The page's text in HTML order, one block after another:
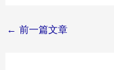
← 前一篇文章